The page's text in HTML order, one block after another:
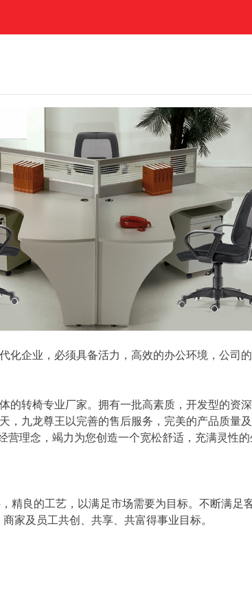
企业，必须具备活力，高效的办公环境，公司
转椅专业厂家。拥有一批高素质，开发型的资
九龙尊王以完善的售后服务，完美的产品质量
理念，竭力为您创造一个宽松舒适，充满灵性
良的工艺，以满足市场需要为目标。不断满足
家及员工共创、共享、共富得事业目标。